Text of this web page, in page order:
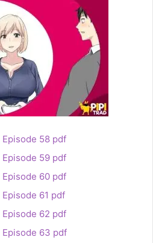
Episode 58 pdf
Episode 59 pdf
Episode 60 pdf
Episode 61 pdf
Episode 62 pdf
Episode 63 pdf